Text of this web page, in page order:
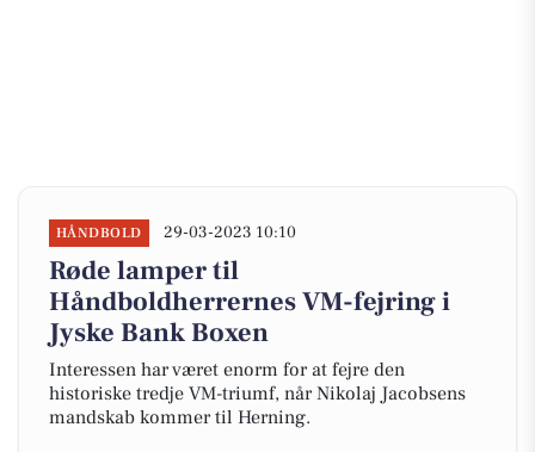
HÅNDBOLD 29-03-2023 10:10
Røde lamper til
Håndboldherrernes VM-fejring i
Jyske Bank Boxen
Interessen har været enorm for at fejre den
historiske tredje VM-triumf, når Nikolaj Jacobsens
mandskab kommer til Herning.